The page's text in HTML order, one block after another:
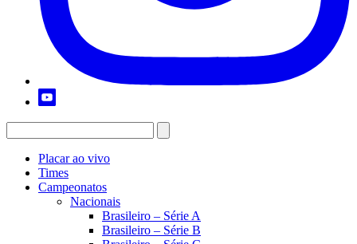
Placar ao vivo
Times
Campeonatos
Nacionais
Brasileiro – Série A
Brasileiro – Série B